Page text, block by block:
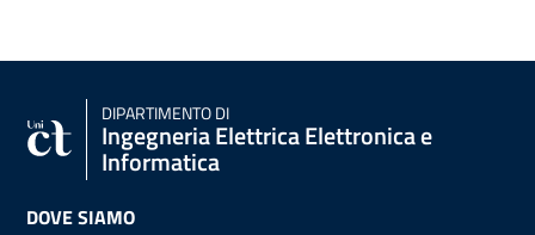
DIPARTIMENTO DI
Ingegneria Elettrica Elettronica e
Informatica
DOVE SIAMO